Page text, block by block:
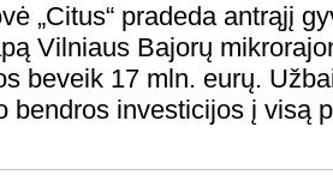
„Citus“ pradeda antrąjį
Vilniaus Bajorų
beveik 17 mln. eurų.
bendros investicijos į visą